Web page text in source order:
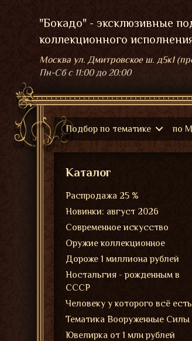
"Бокадо" - эксклюзивные
коллекционного
Москва ул. Дмитровское ш. д5к1
Пн-Сбс 11:00 до 20:00
Подбор по тематике по
Каталог
Распродажа 25 %
Новинки: август 2026
Современное искусство
Оружие коллекционное
Дороже 1 миллиона рублей
Ностальгия - рожденным в
СССР
Человеку у которого всё есть
Тематика Вооруженные Силы
Ювелирка от 1 млн рублей